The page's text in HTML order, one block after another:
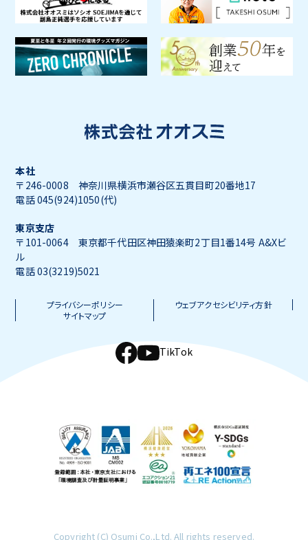
本社
〒246-0008 神奈川県横浜市瀬谷区五貫目町20番地17
電話 045(924)1050(代)
東京支店
〒101-0064 東京都千代田区神田猿楽町2丁目1番14号 A&Xビ
ル
電話 03(3219)5021
プライバシーポリシー
ウェブアクセシビリティ方針
サイトマップ
TikTok
Copyright (C) Osumi Co.,Ltd. All rights reserved.